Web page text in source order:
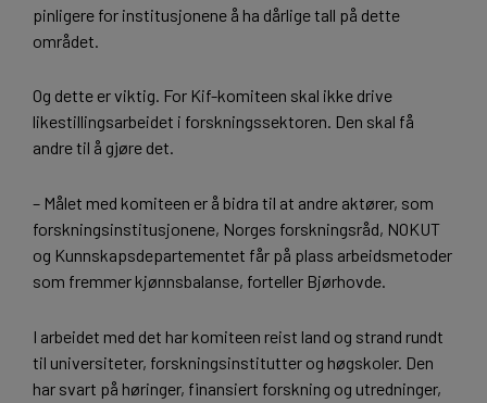
pinligere for institusjonene å ha dårlige tall på dette
området.
Og dette er viktig. For Kif-komiteen skal ikke drive
likestillingsarbeidet i forskningssektoren. Den skal få
andre til å gjøre det.
– Målet med komiteen er å bidra til at andre aktører, som
forskningsinstitusjonene, Norges forskningsråd, NOKUT
og Kunnskapsdepartementet får på plass arbeidsmetoder
som fremmer kjønnsbalanse, forteller Bjørhovde.
I arbeidet med det har komiteen reist land og strand rundt
til universiteter, forskningsinstitutter og høgskoler. Den
har svart på høringer, finansiert forskning og utredninger,